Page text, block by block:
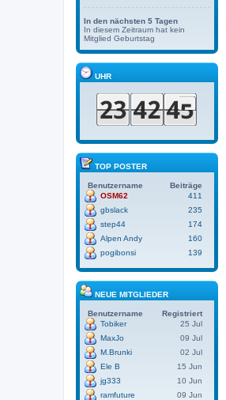
In den nächsten 5 Tagen
In diesem Zeitraum hat kein
Mitglied Geburtstag
UHR
TOP POSTER
Benutzername
Beiträge
OSM62
411
gbslack
235
step44
174
Alpen Andy
160
pogibonsi
139
NEUE MITGLIEDER
Benutzername
Registriert
Tobiker
25 Jul
MaxJo
09 Jul
M.Brunki
02 Jul
Ele B
15 Jun
jg333
10 Jun
ramfuture
09 Jun